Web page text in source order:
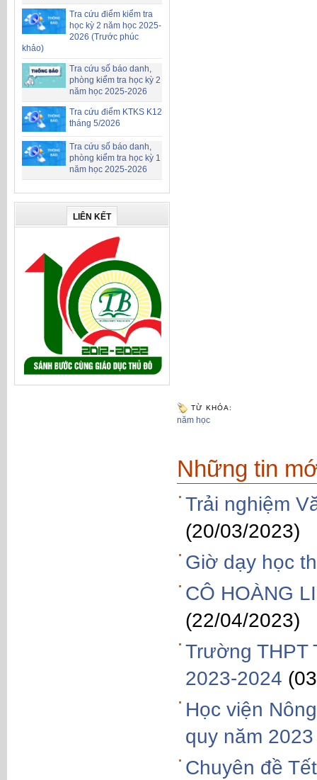
Tra cứu điểm kiểm tra
học kỳ 2 năm học 2025-
2026 (Trước phúc
khảo)
Tra cứu số báo danh,
phòng kiểm tra học kỳ 2
năm học 2025-2026
Tra cứu điểm KTKS K12
tháng 5/2026
Tra cứu số báo danh,
phòng kiểm tra học kỳ 1
năm học 2025-2026
LIÊN KẾT
TỪ KHÓA:
năm học
Những tin
Trải nghiệm
(20/03/2023)
Giờ dạy học
CÔ HOÀNG
(22/04/2023)
Trường THPT
2023-2024
Học viện
quy năm 2023
Chuyên đề